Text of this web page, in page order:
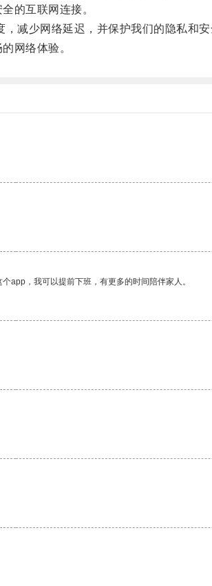
的互联网连接。
减少网络延迟，并保护我们的隐私和
网络体验。
app，我可以提前下班，有更多的时间陪伴家人。